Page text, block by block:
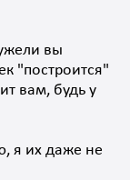
вы
"построится"
вам, будь у
я их даже не